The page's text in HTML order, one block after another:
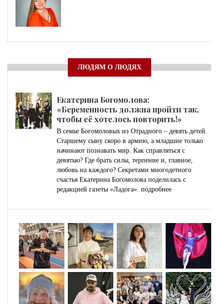
ЛЮДЯМ О ЛЮДЯХ
Екатерина Богомолова:
«Беременность должна пройти так,
чтобы её хотелось повторить!»
В семье Богомоловых из Отрадного – девять детей.
Старшему сыну скоро в армию, а младшие только
начинают познавать мир. Как справляться с
девятью? Где брать силы, терпение и, главное,
любовь на каждого? Секретами многодетного
счастья Екатерина Богомолова поделилась с
редакцией газеты «Ладога». подробнее